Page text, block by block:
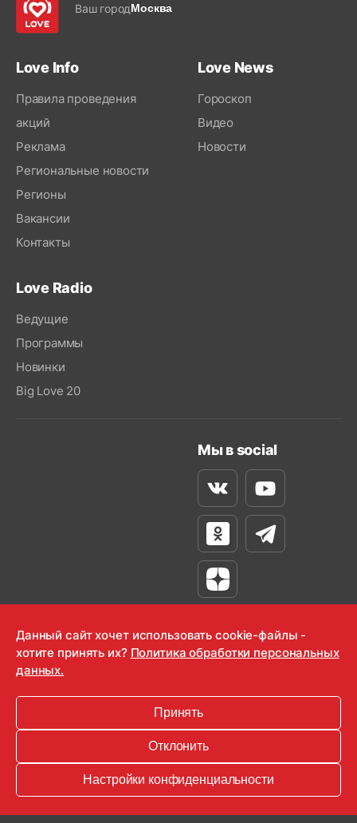
Ваш городМосква
Love Info
Правила проведения
акций
Реклама
Региональные новости
Регионы
Вакансии
Контакты
Love News
Гороскоп
Видео
Новости
Love Radio
Ведущие
Программы
Новинки
Big Love 20
Мы в social
ВконтактеYoutube
Одноклассники
Телеграм
Яндекс Дзен
16+
Информация для правообладателей
Данный сайт хочет использовать cookie-файлы -
хотите принять их? Политика обработки персональных
данных.
Принять
Отклонить
Настройки конфиденциальности